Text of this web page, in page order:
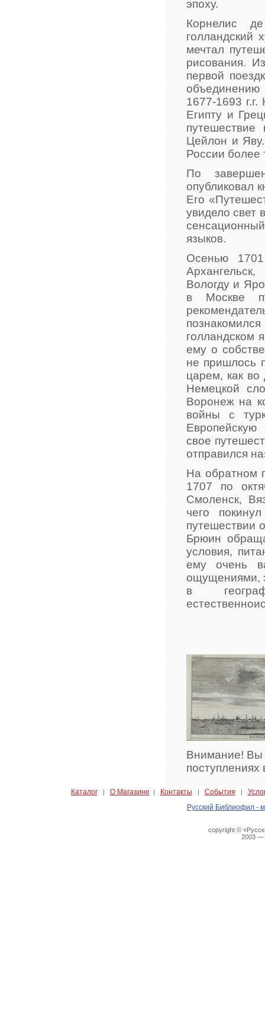
эпоху.
Корнелис
голландский
мечтал
рисования.
первой
объединению
1677-1693
Египту и
Цейлон и
России более
По
опубликовал
Его
увидело свет
языков.
Осенью
Вологду и
в Москве
голландском
ему о
не пришлось
царем, как во
Немецкой
Воронеж на
войны с
свое
отправился
На обратном
1707 по
Смоленск,
чего
путешествии
Брюин
условия,
ему очень
ощущениями,
в
Внимание! Вы
Каталог| О Магазине | Контакты | События |
Русский Библиофил -
copyright ©
2003 —